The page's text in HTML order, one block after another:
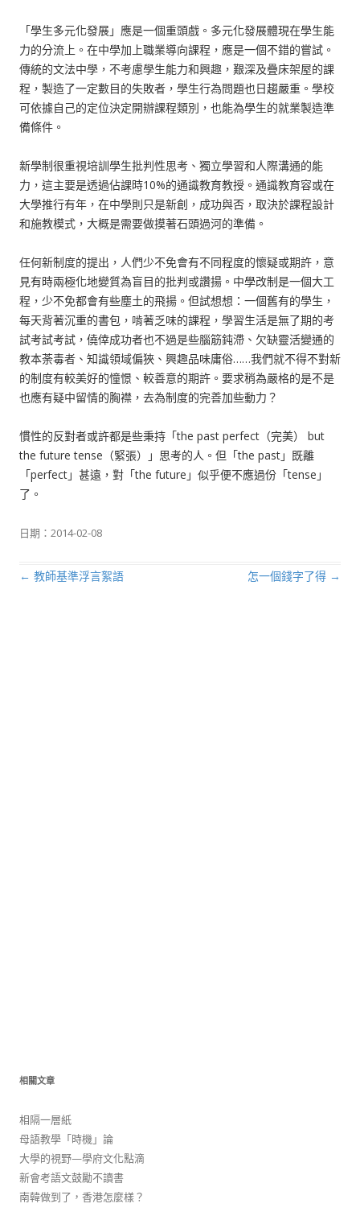
「學生多元化發展」應是一個重頭戲。多元化發展體現在學生能
力的分流上。在中學加上職業導向課程，應是一個不錯的嘗試。
傳統的文法中學，不考慮學生能力和興趣，艱深及疊床架屋的課
程，製造了一定數目的失敗者，學生行為問題也日趨嚴重。學校
可依據自己的定位決定開辦課程類別，也能為學生的就業製造準
備條件。
新學制很重視培訓學生批判性思考、獨立學習和人際溝通的能
力，這主要是透過佔課時10%的通識教育教授。通識教育容或在
大學推行有年，在中學則只是新創，成功與否，取決於課程設計
和施教模式，大概是需要做摸著石頭過河的準備。
任何新制度的提出，人們少不免會有不同程度的懷疑或期許，意
見有時兩極化地變質為盲目的批判或讚揚。中學改制是一個大工
程，少不免都會有些塵土的飛揚。但試想想：一個舊有的學生，
每天背著沉重的書包，啃著乏味的課程，學習生活是無了期的考
試考試考試，僥倖成功者也不過是些腦筋鈍滯、欠缺靈活變通的
教本荼毒者、知識領域偏狹、興趣品味庸俗……我們就不得不對新
的制度有較美好的憧憬、較善意的期許。要求稍為嚴格的是不是
也應有疑中留情的胸襟，去為制度的完善加些動力？
慣性的反對者或許都是些秉持「the past perfect（完美） but
the future tense（緊張）」思考的人。但「the past」既離
「perfect」甚遠，對「the future」似乎便不應過份「tense」
了。
日期： 2014-02-08
文章導航列
← 教師基準浮言絮語 怎一個錢字了得 →
相關文章
相隔一層紙
母語教學「時機」論
大學的視野—學府文化點滴
新會考語文鼓勵不讀書
南韓做到了，香港怎麼樣？